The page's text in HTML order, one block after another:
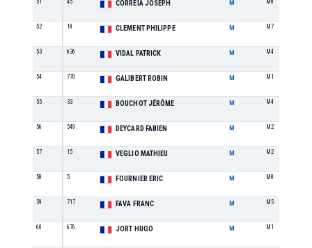
51 45 CORREIA JOSEPH M M8
52 18 CLEMENT PHILIPPE M M7
53 636 VIDAL PATRICK M M4
54 770 GALIBERT ROBIN M M1
55 33 BOUCHOT JÉRÔME M M4
56 549 DEYCARD FABIEN M M2
57 15 VEGLIO MATHIEU M M2
58 5 FOURNIER ERIC M M8
59 717 FAVA FRANC M M5
60 676 JORT HUGO M M1